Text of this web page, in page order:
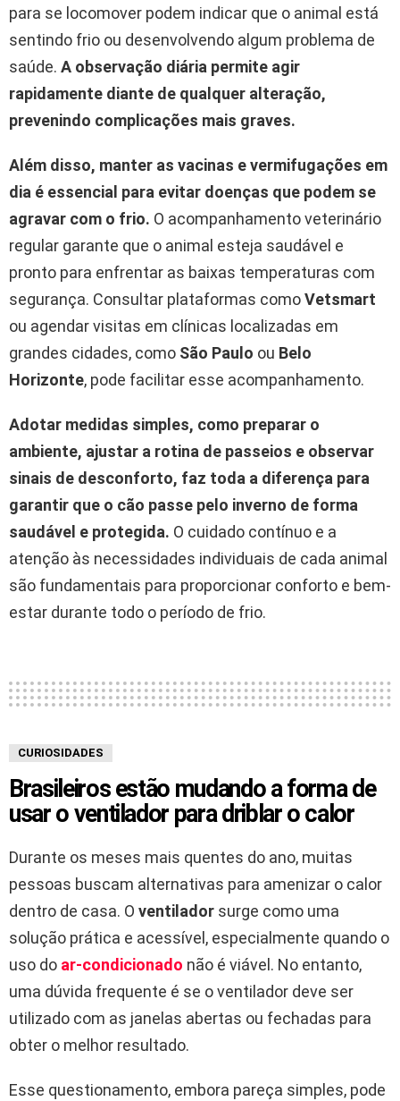
para se locomover podem indicar que o animal está
sentindo frio ou desenvolvendo algum problema de
saúde. A observação diária permite agir
rapidamente diante de qualquer alteração,
prevenindo complicações mais graves.
Além disso, manter as vacinas e vermifugações em
dia é essencial para evitar doenças que podem se
agravar com o frio. O acompanhamento veterinário
regular garante que o animal esteja saudável e
pronto para enfrentar as baixas temperaturas com
segurança. Consultar plataformas comoVetsmart
ou agendar visitas em clínicas localizadas em
grandes cidades, como São Paulo ou Belo
Horizonte, pode facilitar esse acompanhamento.
Adotar medidas simples, como preparar o
ambiente, ajustar a rotina de passeios e observar
sinais de desconforto, faz toda a diferença para
garantir que o cão passe pelo inverno de forma
saudável e protegida. O cuidado contínuo e a
atenção às necessidades individuais de cada animal
são fundamentais para proporcionar conforto e bem-
estar durante todo o período de frio.
CURIOSIDADES
Brasileiros estão mudando a forma de
usar o ventilador para driblar o calor
Durante os meses mais quentes do ano, muitas
pessoas buscam alternativas para amenizar o calor
dentro de casa. O ventilador surge como uma
solução prática e acessível, especialmente quando o
uso do ar-condicionado não é viável. No entanto,
uma dúvida frequente é se o ventilador deve ser
utilizado com as janelas abertas ou fechadas para
obter o melhor resultado.
Esse questionamento, embora pareça simples, pode